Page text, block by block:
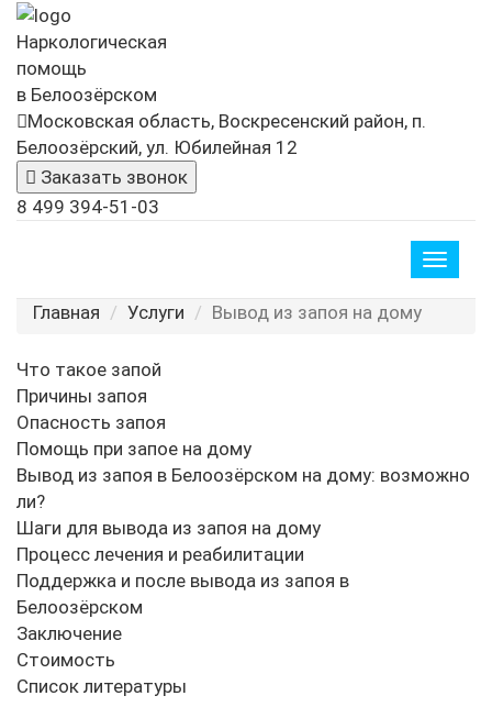
Наркологическая
помощь
в Белоозёрском
Московская область, Воскресенский район, п.
Белоозёрский, ул. Юбилейная 12
Заказать звонок
8 499 394-51-03
Toggle
Главная
Услуги Вывод из запоя на дому
Что такое запой
Причины запоя
Опасность запоя
Помощь при запое на дому
Вывод из запоя в Белоозёрском на дому: возможно
ли?
Шаги для вывода из запоя на дому
Процесс лечения и реабилитации
Поддержка и после вывода из запоя в
Белоозёрском
Заключение
Стоимость
Список литературы